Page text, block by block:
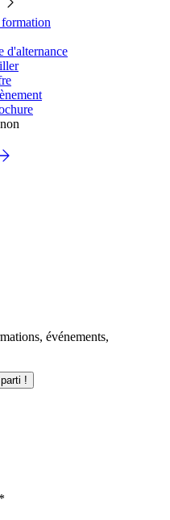
d'alternance
événements,
!